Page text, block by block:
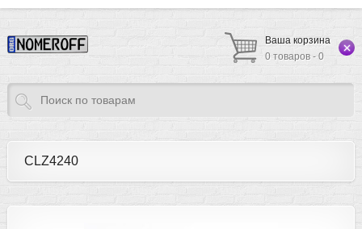
Ваша корзина
0 товаров - 0
CLZ4240